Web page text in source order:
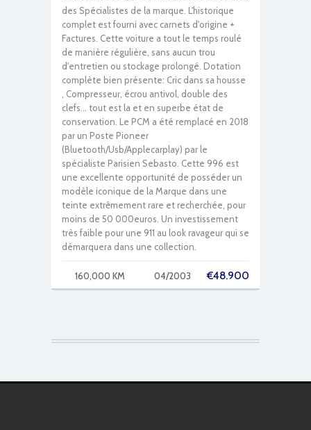
des Spécialistes de la marque. L'historique
complet est fourni avec carnets d'origine +
Factures. Cette voiture a tout le temps roulé
de manière régulière, sans aucun trou
d'entretien ou stockage prolongé. Dotation
complète bien présente: Cric dans sa housse
, Compresseur, écrou antivol, double des
clefs... tout est la et en superbe état de
conservation. Le PCM a été remplacé en 2018
par un Poste Pioneer
(Bluetooth/Usb/Applecarplay) par le
spécialiste Parisien Sebasto. Cette 996 est
une excellente opportunité de posséder un
modèle iconique de la Marque dans une
teinte extrêmement rare et recherchée, pour
moins de 50 000euros. Un investissement
très faible pour une 911 au look ravageur qui se
démarquera dans une collection.
€48.900
160,000 KM 04/2003